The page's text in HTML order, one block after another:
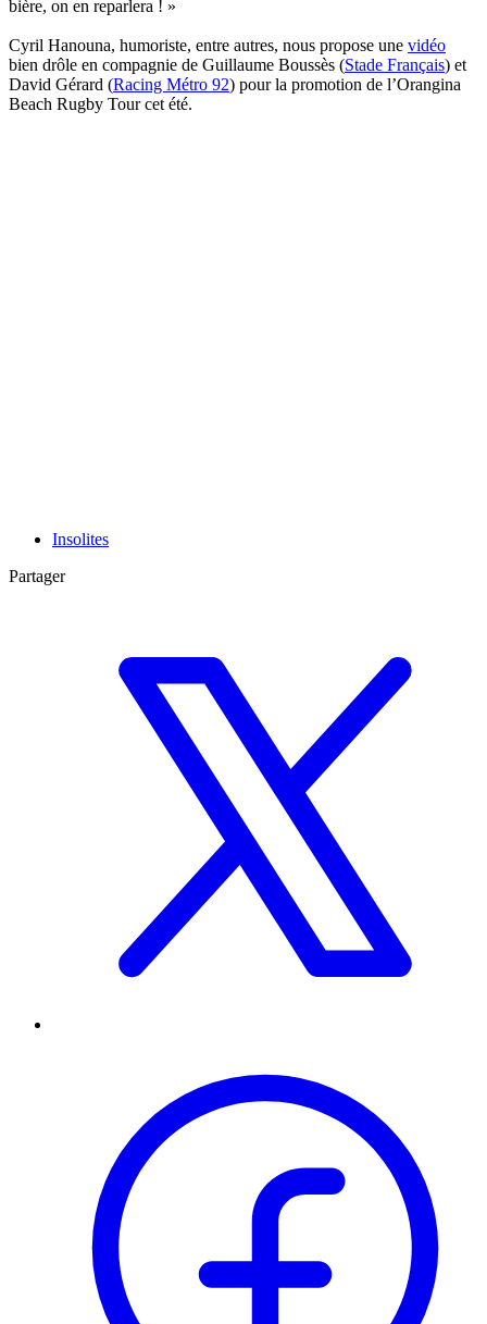
bière, on en reparlera ! »
Cyril Hanouna, humoriste, entre autres, nous propose une vidéo
bien drôle en compagnie de Guillaume Boussès (Stade Français) et
David Gérard (Racing Métro 92) pour la promotion de l’Orangina
Beach Rugby Tour cet été.
Insolites
Partager